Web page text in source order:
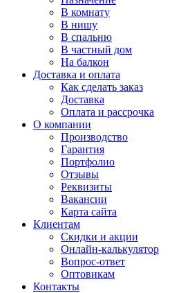
В комнату
В нишу
В спальню
В частный дом
На балкон
Доставка и оплата
Как сделать заказ
Доставка
Оплата и рассрочка
О компании
Производство
Гарантия
Портфолио
Отзывы
Реквизиты
Вакансии
Карта сайта
Клиентам
Скидки и акции
Онлайн-калькулятор
Вопрос-ответ
Оптовикам
Контакты